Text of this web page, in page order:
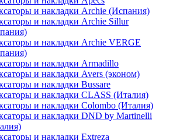
и накладки Archie (Испания)
и накладки Archie Sillur
и накладки Archie VERGE
и накладки Armadillo
и накладки Avers (эконом)
и накладки Bussare
и накладки CLASS (Италия)
и накладки Colombo (Италия)
и накладки DND by Martinelli
и накладки Extreza